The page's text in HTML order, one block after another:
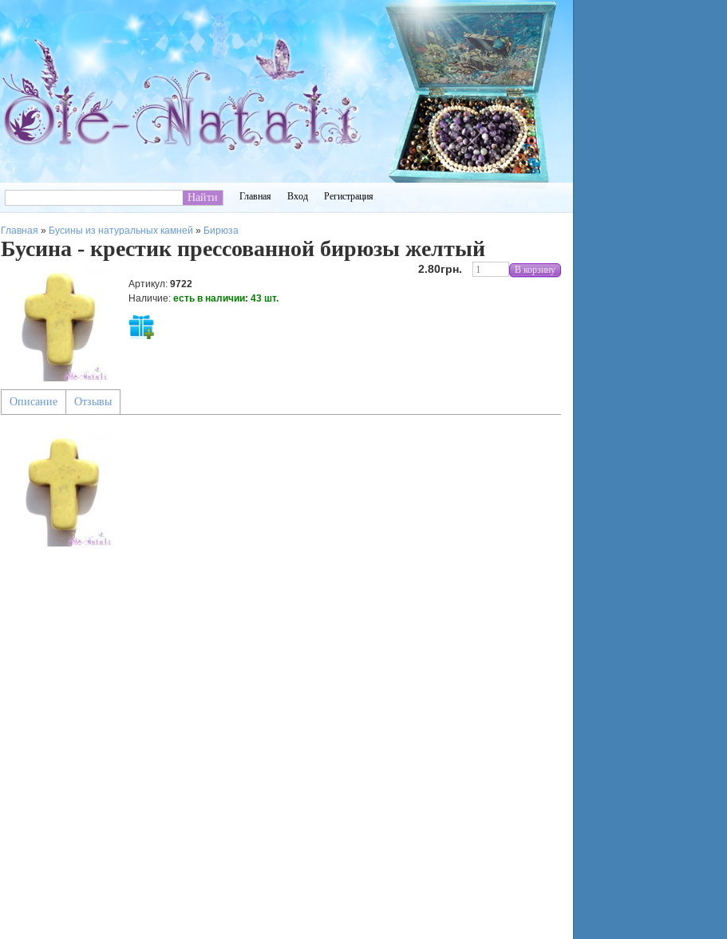
Главная Вход Регистрация
Главная » Бусины из натуральных камней » Бирюза
Бусина - крестик прессованной бирюзы желтый
2.80грн.
Артикул: 9722
Наличие: есть в наличии: 43 шт.
Описание Отзывы